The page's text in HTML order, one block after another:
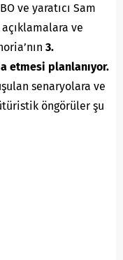
ve yaratıcı Sam
ve
3.
etmesi planlanıyor.
senaryolara ve
öngörüler şu